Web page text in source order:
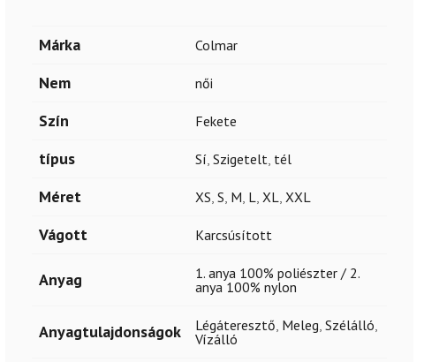
Márka Colmar
Nem női
Szín Fekete
típus Sí, Szigetelt, tél
Méret XS, S, M, L, XL, XXL
Vágott Karcsúsított
Anyag
1. anya 100% poliészter / 2.
anya 100% nylon
Anyagtulajdonságok Légáteresztő, Meleg, Szélálló,
Vízálló